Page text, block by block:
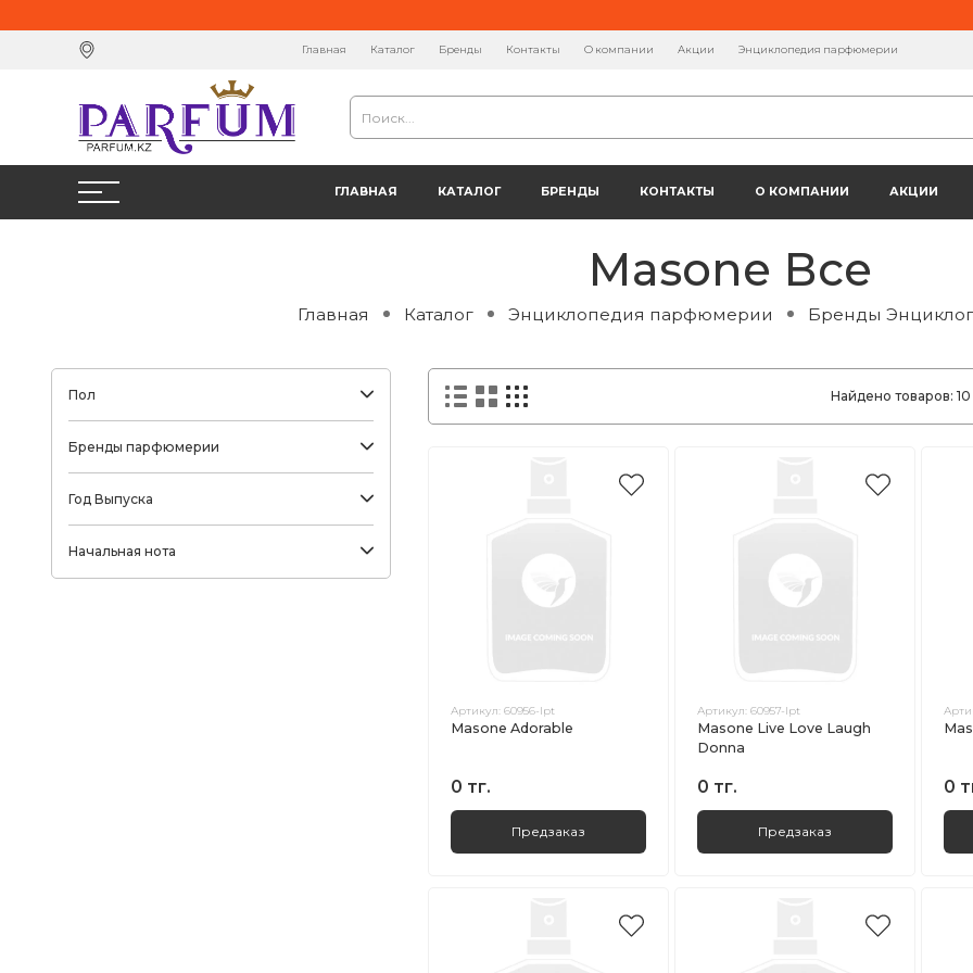
Главная Каталог Бренды Контакты О компании Акции Энциклопедия парфюмерии
ГЛАВНАЯ КАТАЛОГ БРЕНДЫ КОНТАКТЫ О КОМПАНИИ АКЦИИ
Masone Все
Главная Каталог Энциклопедия парфюмерии Бренды
Найдено товаров: 10
Артикул:60956-lpt
Masone Adorable
0 тг.
Предзаказ
Артикул:60957-lpt
Masone Live Love Laugh
Donna
0 тг.
Предзаказ
0
Пол
Бренды парфюмерии
Год Выпуска
Начальная нота